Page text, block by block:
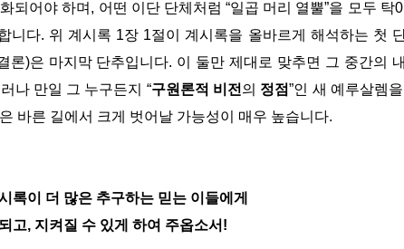
되어야 하며, 어떤 이단 단체처럼 “일곱 머리 열뿔”을 모두 탁
니다. 위 계시록 1장 1절이 계시록을 올바르게 해석하는 첫
론)은 마지막 단추입니다. 이 둘만 제대로 맞추면 그 중간의
나 만일 그 누구든지 “구원론적 비전 의 정점”인 새 예루살렘
바른 길에서 크게 벗어날 가능성이 매우 높습니다.
록이 더 많은 추구하는 믿는 이들에게
고, 지켜질 수 있게 하여 주옵소서!